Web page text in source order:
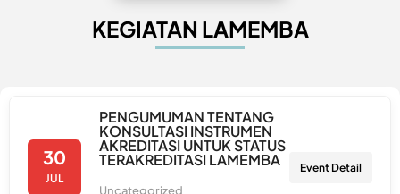
KEGIATAN LAMEMBA
30
JUL
PENGUMUMAN TENTANG
KONSULTASI INSTRUMEN
AKREDITASI UNTUK STATUS
TERAKREDITASI LAMEMBA
Uncategorized
Event Detail